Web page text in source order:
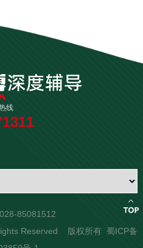
线
85081512
Reserved 版权所有 蜀ICP备